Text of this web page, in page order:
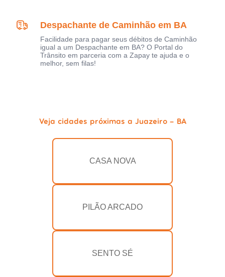
Despachante de Caminhão em BA
Facilidade para pagar seus débitos de Caminhão
igual a um Despachante em BA? O Portal do
Trânsito em parceria com a Zapay te ajuda e o
melhor, sem filas!
Veja cidades próximas a Juazeiro - BA
CASA NOVA
PILÃO ARCADO
SENTO SÉ